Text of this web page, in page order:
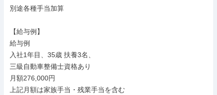
別途各種手当加算
【給与例】
給与例
入社1年目、35歳 扶養3名、
三級自動車整備士資格あり
月額276,000円
上記⽉額は家族⼿当・残業⼿当を含む